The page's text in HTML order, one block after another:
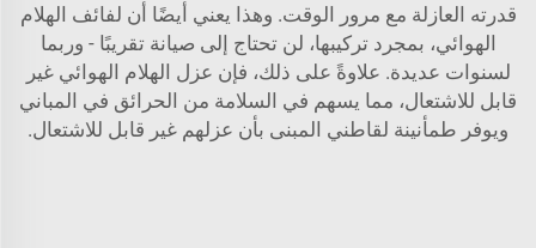
قدرته العازلة مع مرور الوقت. وهذا يعني أيضًا أن لفائف الهلام
الهوائي، بمجرد تركيبها، لن تحتاج إلى صيانة تقريبًا - وربما
لسنوات عديدة. علاوةً على ذلك، فإن عزل الهلام الهوائي غير
قابل للاشتعال، مما يسهم في السلامة من الحرائق في المباني
ويوفر طمأنينة لقاطني المبنى بأن عزلهم غير قابل للاشتعال.